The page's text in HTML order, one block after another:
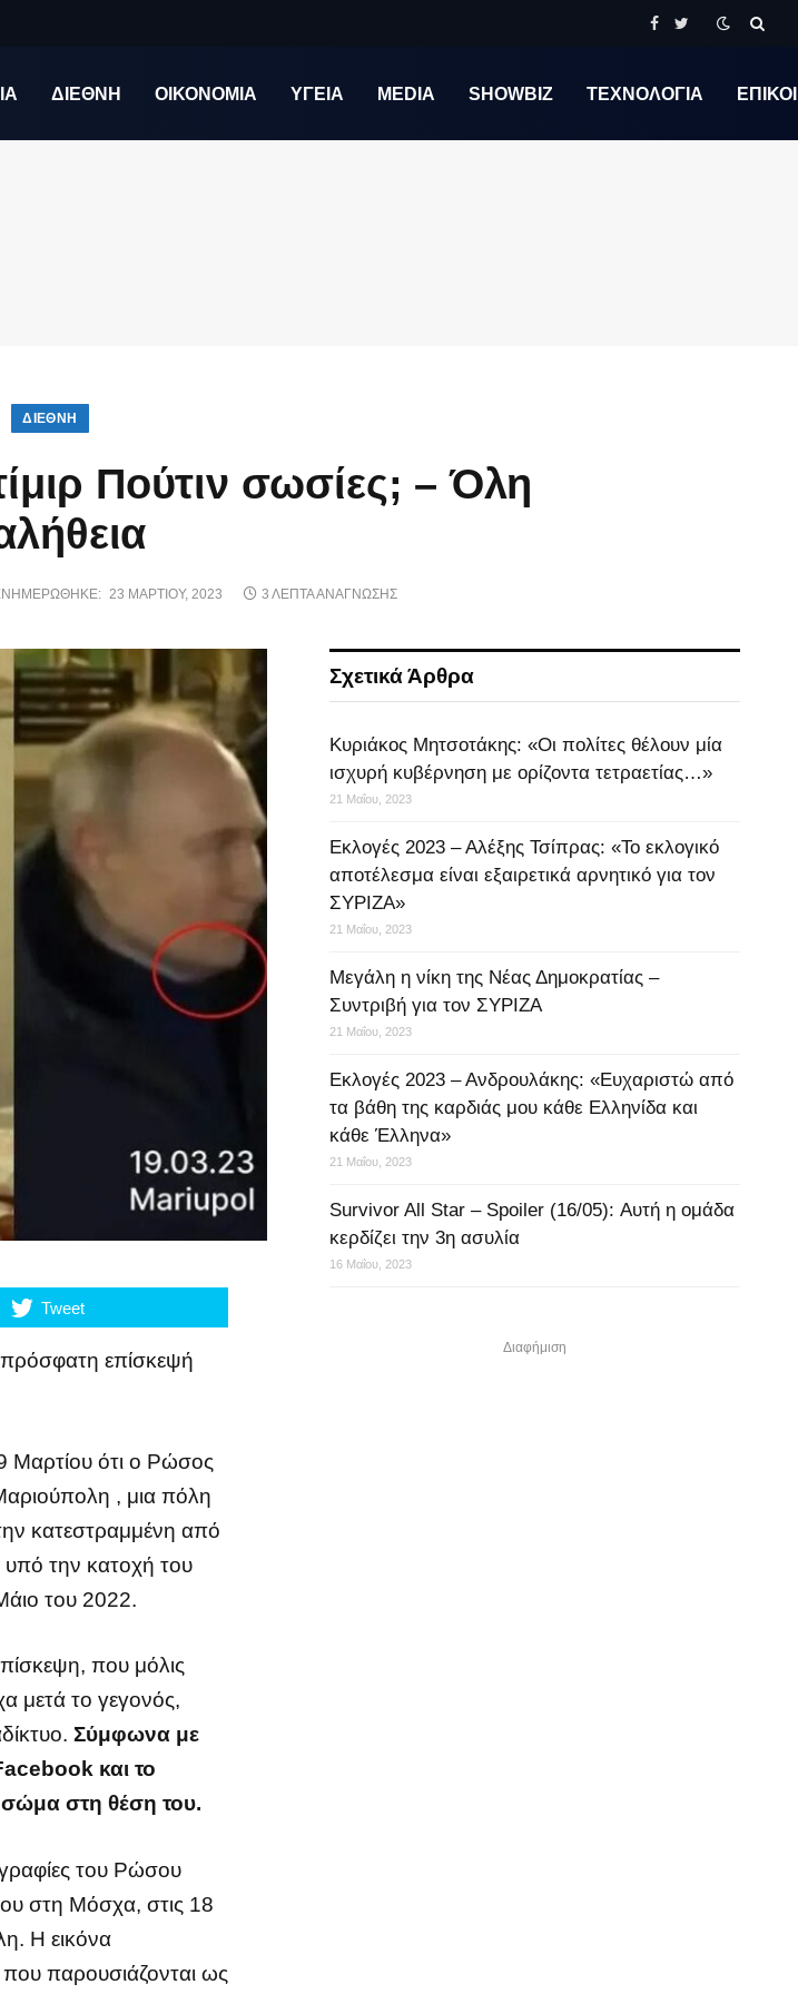
Facebook
Twitter
ΔΙΕΘΝΗ ΟΙΚΟΝΟΜΙΑ ΥΓΕΙΑ MEDIA SHOWBIZ ΤΕΧΝΟΛΟΓΙΑ
ΔΙΕΘΝΉ
Πούτιν σωσίες; – Όλη
23 ΜΑΡΤΊΟΥ, 2023 3 ΛΕΠΤΆ ΑΝΆΓΝΩΣΗΣ
Tweet
επίσκεψή
Μαρτίου ότι ο Ρώσος
, μια πόλη
κατεστραμμένη από
την κατοχή του
του 2022.
που μόλις
μετά το γεγονός,
Σύμφωνα με
και το
σώμα στη θέση του.
του Ρώσου
στη Μόσχα, στις 18
Η εικόνα
παρουσιάζονται ως
Σχετικά Άρθρα
Κυριάκος Μητσοτάκης: «Οι πολίτες θέλουν μία
ισχυρή κυβέρνηση με ορίζοντα τετραετίας…»
21 Μαΐου, 2023
Εκλογές 2023 – Αλέξης Τσίπρας: «Το εκλογικό
αποτέλεσμα είναι εξαιρετικά αρνητικό για τον
ΣΥΡΙΖΑ»
21 Μαΐου, 2023
Μεγάλη η νίκη της Νέας Δημοκρατίας –
Συντριβή για τον ΣΥΡΙΖΑ
21 Μαΐου, 2023
Εκλογές 2023 – Ανδρουλάκης: «Ευχαριστώ από
τα βάθη της καρδιάς μου κάθε Ελληνίδα και
κάθε Έλληνα»
21 Μαΐου, 2023
Survivor All Star – Spoiler (16/05): Αυτή η ομάδα
κερδίζει την 3η ασυλία
16 Μαΐου, 2023
Διαφήμιση